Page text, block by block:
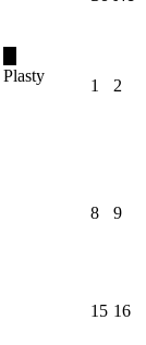
Plasty
1 2
8 9
15 16